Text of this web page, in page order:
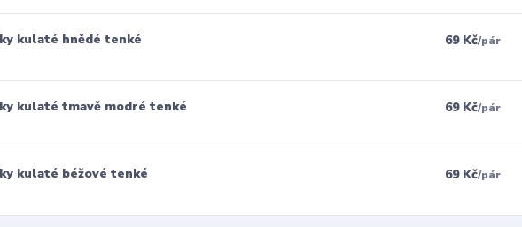
kulaté hnědé tenké 69 Kč/pár
kulaté tmavě modré tenké 69 Kč/pár
kulaté béžové tenké 69 Kč/pár